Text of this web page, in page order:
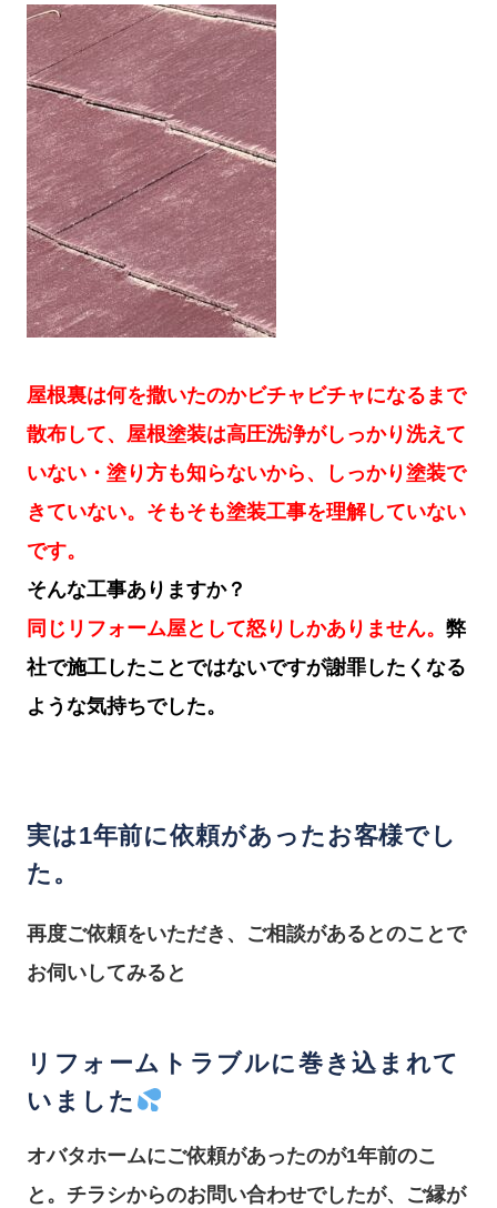
屋根裏は何を撒いたのかビチャビチャになるまで
散布して、屋根塗装は高圧洗浄がしっかり洗えて
いない・塗り方も知らないから、しっかり塗装で
きていない。そもそも塗装工事を理解していない
です。
そんな工事ありますか？
同じリフォーム屋として怒りしかありません。 弊
社で施工したことではないですが謝罪したくなる
ような気持ちでした。
実は1年前に依頼があったお客様でし
た。
再度ご依頼をいただき、ご相談があるとのことで
お伺いしてみると
リフォームトラブルに巻き込まれて
いました
オバタホームにご依頼があったのが1年前のこ
と。チラシからのお問い合わせでしたが、ご縁が